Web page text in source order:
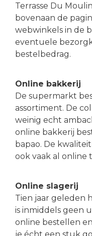
Terrasse Du
bovenaan de
webwinkels in de
eventuele
bestelbedrag.
Online bakkerij
De supermarkt
assortiment. De
weinig echt
online bakkerij
bapao. De
ook vaak al online
Online slagerij
Tien jaar geleden
is inmiddels geen
online bestellen